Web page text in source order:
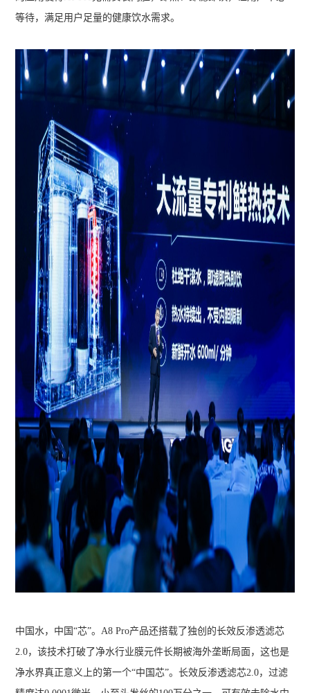
等待，满足用户足量的健康饮水需求。
中国水，中国“芯”。A8 Pro产品还搭载了独创的长效反渗透滤芯
2.0，该技术打破了净水行业膜元件长期被海外垄断局面，这也是
净水界真正意义上的第一个“中国芯”。长效反渗透滤芯2.0，过滤